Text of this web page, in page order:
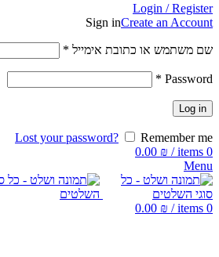
Login / Register
Sign inCreate an Account
שם משתמש או כתובת אימייל *
Password
*
Log in
Lost your password?
Remember me
0
items
/
0.00 ₪
Menu
0
items
/
0.00 ₪